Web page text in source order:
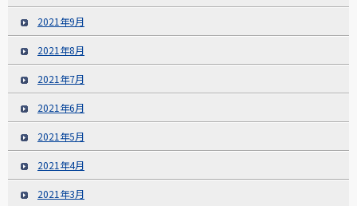
2021年9月
2021年8月
2021年7月
2021年6月
2021年5月
2021年4月
2021年3月